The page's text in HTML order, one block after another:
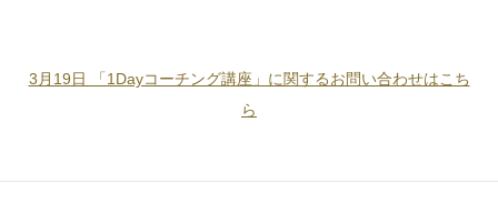
3月19日 「1Dayコーチング講座」に関するお問い合わせはこち
ら